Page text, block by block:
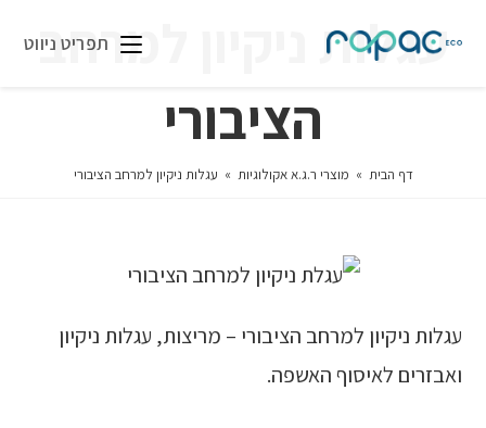
תפריט ניווט
עגלות ניקיון למרחב
הציבורי
דף הבית » מוצרי ר.ג.א אקולוגיות » עגלות ניקיון למרחב הציבורי
עגלות ניקיון למרחב הציבורי – מריצות, עגלות ניקיון
ואבזרים לאיסוף האשפה.